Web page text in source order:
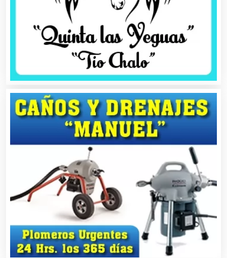
Asociaciones Empresariales
Audio, Sonido e Iluminación
Audios para Eventos
Autobuses
Automatización
Automóviles Nuevos y Usados
Autopartes Eléctricas